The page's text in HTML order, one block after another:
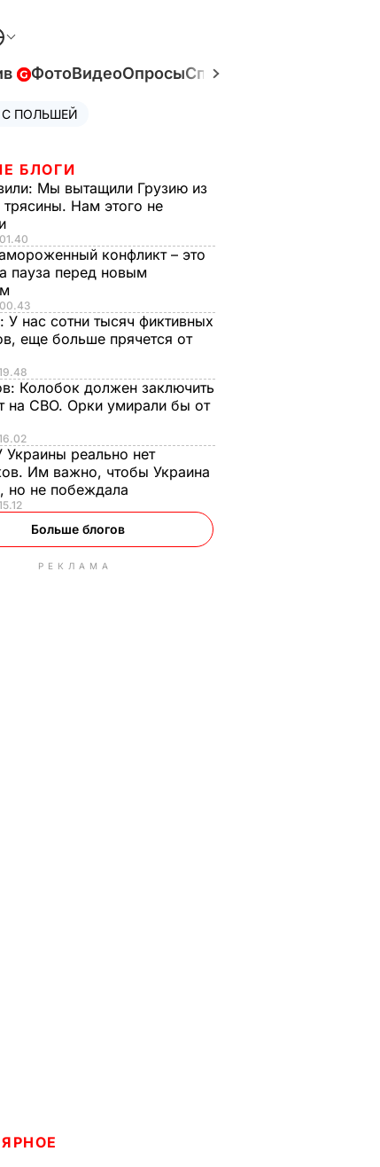
ФотоВидеоОпросыСпецпроекты
ПОЛЬШЕЙ
БЛОГИ
Мы вытащили Грузию из
трясины. Нам этого не
конфликт – это
пауза перед новым
У нас сотни тысяч фиктивных
еще больше прячется от
Колобок должен заключить
на СВО. Орки умирали бы от
Украины реально нет
Им важно, чтобы Украина
но не побеждала
Больше блогов
РЕКЛАМА